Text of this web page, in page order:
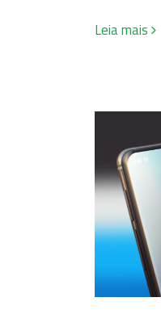
Leia mais